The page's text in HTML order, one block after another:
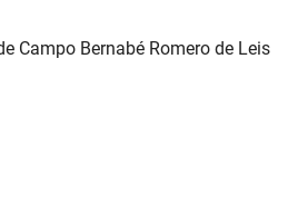
Campo Bernabé Romero de Leis